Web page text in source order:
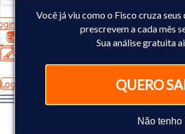
Você já viu como o Fisco cruza
prescrevem a cada mês
Sua análise gratuita
QUERO
Não tenho
Experimente Grátis
Login